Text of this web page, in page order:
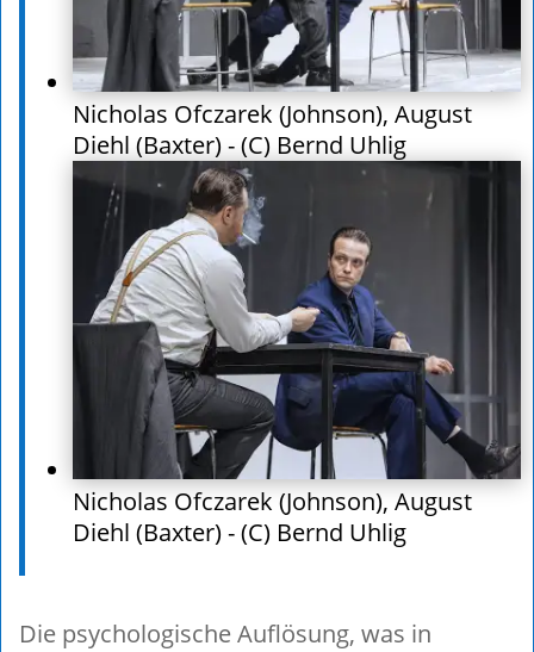
Nicholas Ofczarek (Johnson), August
Diehl (Baxter) - (C) Bernd Uhlig
Nicholas Ofczarek (Johnson), August
Diehl (Baxter) - (C) Bernd Uhlig
Die psychologische Auflösung, was in